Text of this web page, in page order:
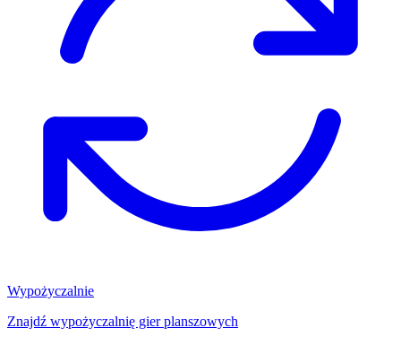
Wypożyczalnie
Znajdź wypożyczalnię gier planszowych